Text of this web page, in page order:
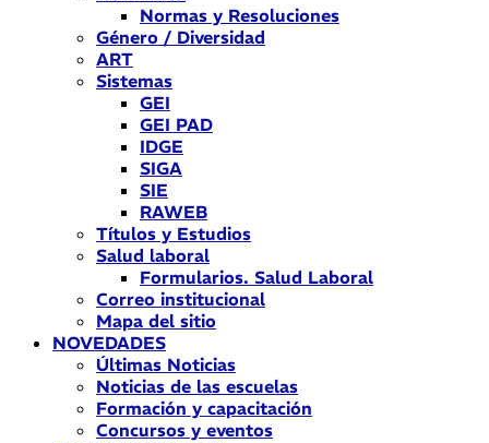
Normas y Resoluciones
Género / Diversidad
ART
Sistemas
GEI
GEI PAD
IDGE
SIGA
SIE
RAWEB
Títulos y Estudios
Salud laboral
Formularios. Salud Laboral
Correo institucional
Mapa del sitio
NOVEDADES
Últimas Noticias
Noticias de las escuelas
Formación y capacitación
Concursos y eventos